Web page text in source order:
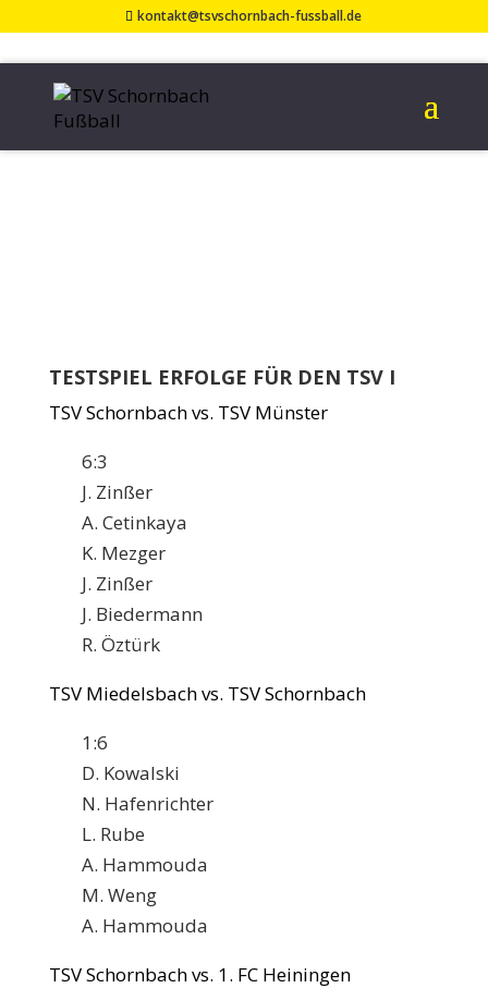
kontakt@tsvschornbach-fussball.de
ERGEBNISSE
TESTSPIELE
TESTSPIEL ERFOLGE FÜR DEN TSV I
TSV Schornbach vs. TSV Münster
6:3
J. Zinßer
A. Cetinkaya
K. Mezger
J. Zinßer
J. Biedermann
R. Öztürk
TSV Miedelsbach vs. TSV Schornbach
1:6
D. Kowalski
N. Hafenrichter
L. Rube
A. Hammouda
M. Weng
A. Hammouda
TSV Schornbach vs. 1. FC Heiningen